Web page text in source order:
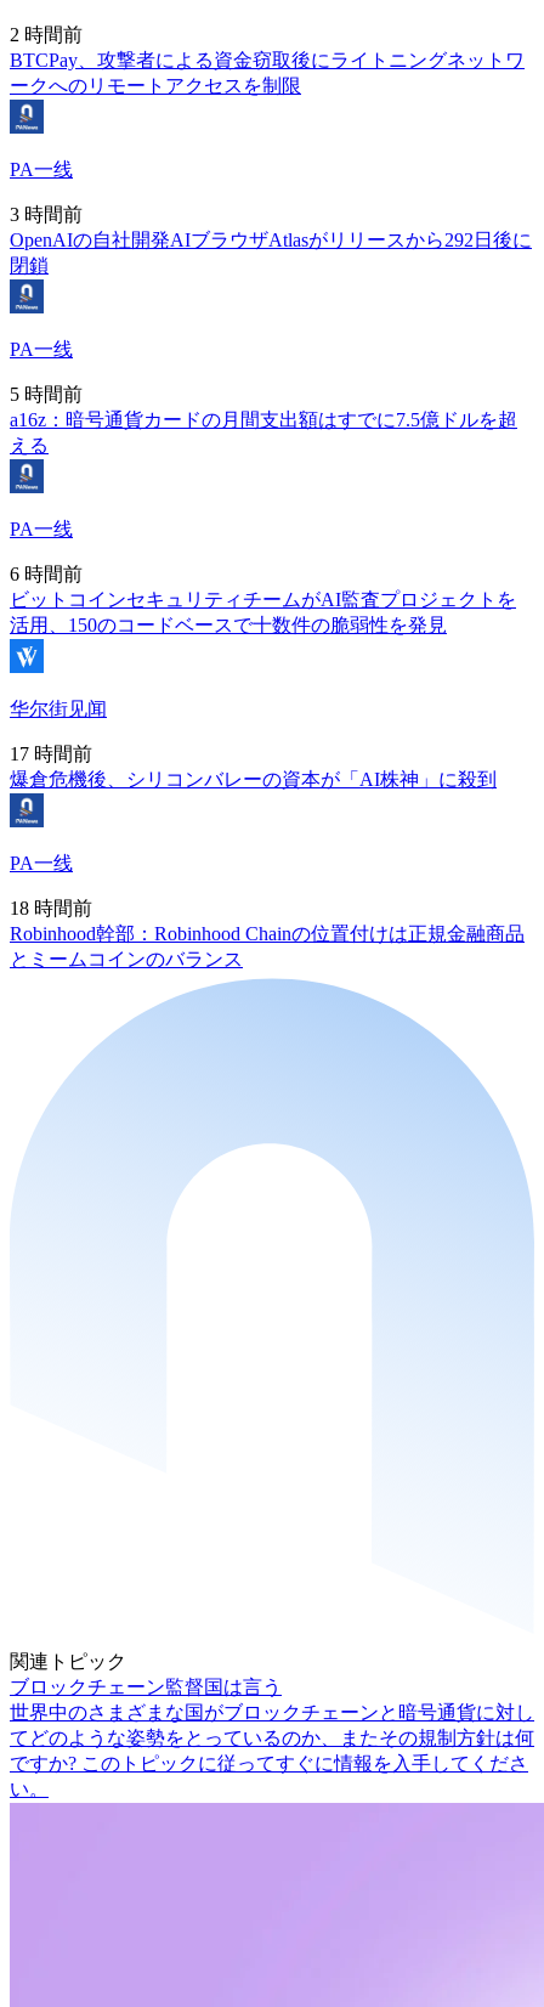
2 時間前
BTCPay、攻撃者による資金窃取後にライトニングネットワ
ークへのリモートアクセスを制限
PA一线
3 時間前
OpenAIの自社開発AIブラウザAtlasがリリースから292日後に
閉鎖
PA一线
5 時間前
a16z：暗号通貨カードの月間支出額はすでに7.5億ドルを超
える
PA一线
6 時間前
ビットコインセキュリティチームがAI監査プロジェクトを
活用、150のコードベースで十数件の脆弱性を発見
华尔街见闻
17 時間前
爆倉危機後、シリコンバレーの資本が「AI株神」に殺到
PA一线
18 時間前
Robinhood幹部：Robinhood Chainの位置付けは正規金融商品
とミームコインのバランス
関連トピック
ブロックチェーン監督国は言う
世界中のさまざまな国がブロックチェーンと暗号通貨に対し
てどのような姿勢をとっているのか、またその規制方針は何
ですか? このトピックに従ってすぐに情報を入手してくださ
い。